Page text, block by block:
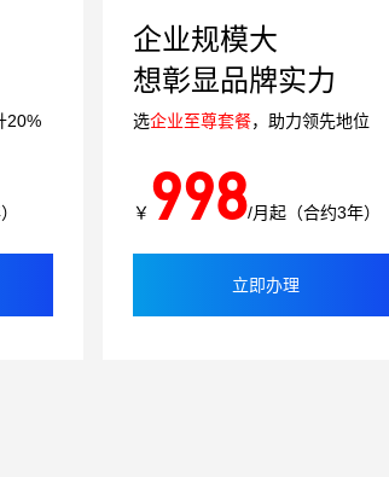
20%
企业规模大
想彰显品牌实力
选企业至尊套餐，助力领先地位
￥ 998/月起（合约3年）
立即办理